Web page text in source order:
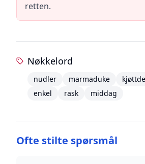
retten.
Nøkkelord
nudler marmaduke
enkel
rask middag
Ofte stilte spørsmål